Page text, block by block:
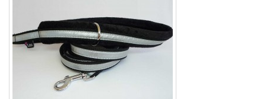
VERKKOKAUPPA
KIELI:
SUOMI
ENGLISH